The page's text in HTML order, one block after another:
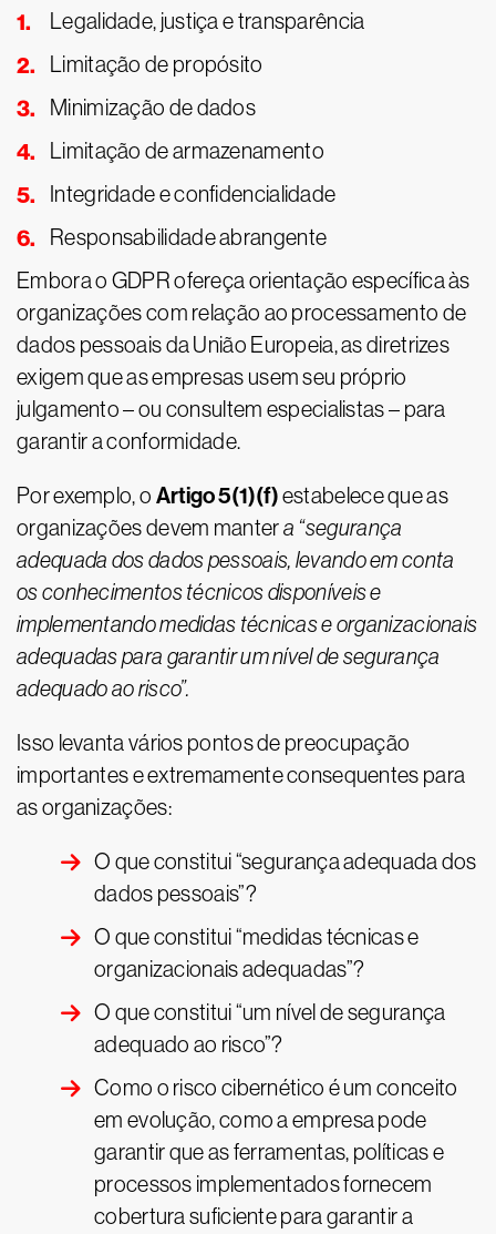
Legalidade, justiça e transparência
Limitação de propósito
Minimização de dados
Limitação de armazenamento
Integridade e confidencialidade
Responsabilidade abrangente
Embora o GDPR ofereça orientação específica às
organizações com relação ao processamento de
dados pessoais da União Europeia, as diretrizes
exigem que as empresas usem seu próprio
julgamento – ou consultem especialistas – para
garantir a conformidade.
Por exemplo, o Artigo 5(1)(f)estabelece que as
organizações devem mantera “segurança
adequada dos dados pessoais, levando em conta
os conhecimentos técnicos disponíveis e
implementando medidas técnicas e organizacionais
adequadas para garantir um nível de segurança
adequado ao risco”.
Isso levanta vários pontos de preocupação
importantes e extremamente consequentes para
as organizações:
O que constitui “segurança adequada dos
dados pessoais”?
O que constitui “medidas técnicas e
organizacionais adequadas”?
O que constitui “um nível de segurança
adequado ao risco”?
Como o risco cibernético é um conceito
em evolução, como a empresa pode
garantir que as ferramentas, políticas e
processos implementados fornecem
cobertura suficiente para garantir a